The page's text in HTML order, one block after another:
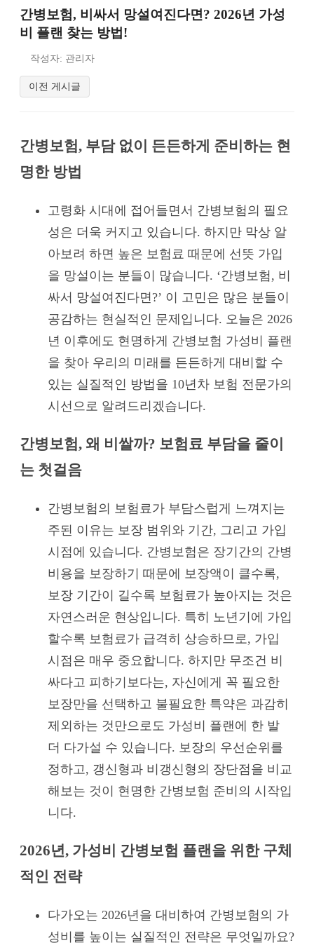
간병보험, 비싸서 망설여진다면? 2026년 가성
비 플랜 찾는 방법!
작성자: 관리자
이전 게시글
간병보험, 부담 없이 든든하게 준비하는 현
명한 방법
고령화 시대에 접어들면서 간병보험의 필요
성은 더욱 커지고 있습니다. 하지만 막상 알
아보려 하면 높은 보험료 때문에 선뜻 가입
을 망설이는 분들이 많습니다. ‘간병보험, 비
싸서 망설여진다면?’ 이 고민은 많은 분들이
공감하는 현실적인 문제입니다. 오늘은 2026
년 이후에도 현명하게 간병보험 가성비 플랜
을 찾아 우리의 미래를 든든하게 대비할 수
있는 실질적인 방법을 10년차 보험 전문가의
시선으로 알려드리겠습니다.
간병보험, 왜 비쌀까? 보험료 부담을 줄이
는 첫걸음
간병보험의 보험료가 부담스럽게 느껴지는
주된 이유는 보장 범위와 기간, 그리고 가입
시점에 있습니다. 간병보험은 장기간의 간병
비용을 보장하기 때문에 보장액이 클수록,
보장 기간이 길수록 보험료가 높아지는 것은
자연스러운 현상입니다. 특히 노년기에 가입
할수록 보험료가 급격히 상승하므로, 가입
시점은 매우 중요합니다. 하지만 무조건 비
싸다고 피하기보다는, 자신에게 꼭 필요한
보장만을 선택하고 불필요한 특약은 과감히
제외하는 것만으로도 가성비 플랜에 한 발
더 다가설 수 있습니다. 보장의 우선순위를
정하고, 갱신형과 비갱신형의 장단점을 비교
해보는 것이 현명한 간병보험 준비의 시작입
니다.
2026년, 가성비 간병보험 플랜을 위한 구체
적인 전략
다가오는 2026년을 대비하여 간병보험의 가
성비를 높이는 실질적인 전략은 무엇일까요?